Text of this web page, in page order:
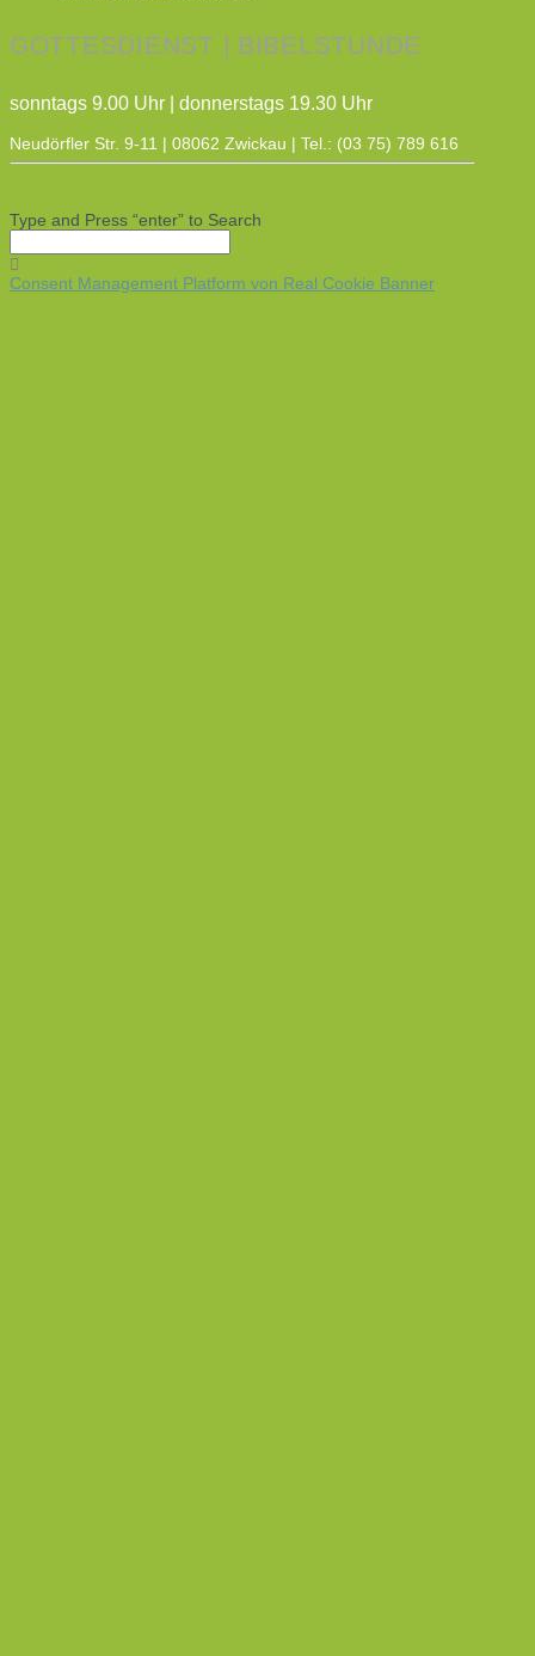
GOTTESDIENST | BIBELSTUNDE
sonntags 9.00 Uhr | donnerstags 19.30 Uhr
Neudörfler Str. 9-11 | 08062 Zwickau | Tel.: (03 75) 789 616
Type and Press “enter” to Search
Consent Management Platform von Real Cookie Banner